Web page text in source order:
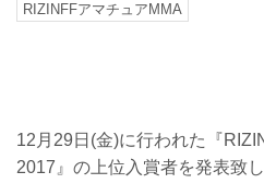
RIZINFFアマチュアMMA
12月29日(金)に行われた『
2017』の上位入賞者を発表致し